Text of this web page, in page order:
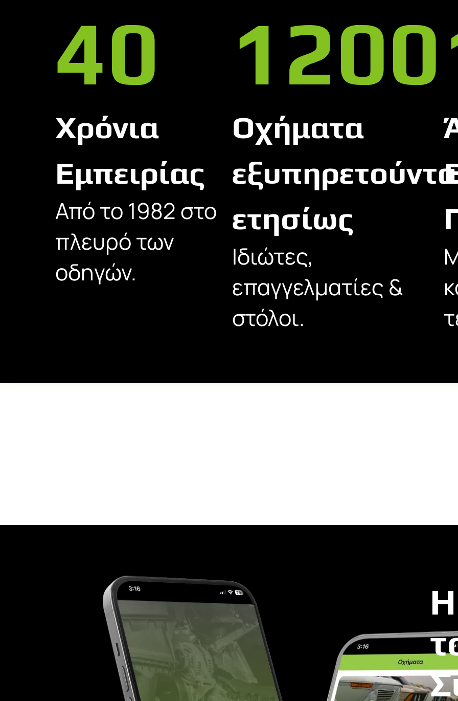
40
Χρόνια
Εμπειρίας
Από το 1982 στο
πλευρό των
οδηγών.
1200
Οχήματα
ετησίως
Ιδιώτες,
επαγγελματίες &
στόλοι.